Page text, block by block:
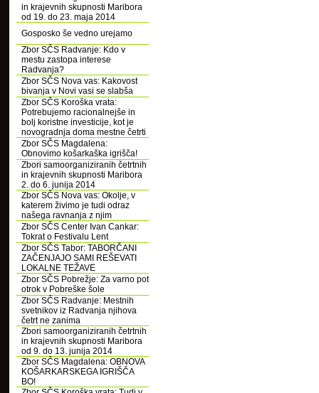
in krajevnih skupnosti Maribora
od 19. do 23. maja 2014
Gosposko še vedno urejamo
Zbor SČS Radvanje: Kdo v
mestu zastopa interese
Radvanja?
Zbor SČS Nova vas: Kakovost
bivanja v Novi vasi se slabša
Zbor SČS Koroška vrata:
Potrebujemo racionalnejše in
bolj koristne investicije, kot je
novogradnja doma mestne četrti
Zbor SČS Magdalena:
Obnovimo košarkaška igrišča!
Zbori samoorganiziranih četrtnih
in krajevnih skupnosti Maribora
2. do 6. junija 2014
Zbor SČS Nova vas: Okolje, v
katerem živimo je tudi odraz
našega ravnanja z njim
Zbor SČS Center Ivan Cankar:
Tokrat o Festivalu Lent
Zbor SČS Tabor: TABORČANI
ZAČENJAJO SAMI REŠEVATI
LOKALNE TEŽAVE
Zbor SČS Pobrežje: Za varno pot
otrok v Pobreške šole
Zbor SČS Radvanje: Mestnih
svetnikov iz Radvanja njihova
četrt ne zanima
Zbori samoorganiziranih četrtnih
in krajevnih skupnosti Maribora
od 9. do 13. junija 2014
Zbor SČS Magdalena: OBNOVA
KOŠARKARSKEGA IGRIŠČA
BO!